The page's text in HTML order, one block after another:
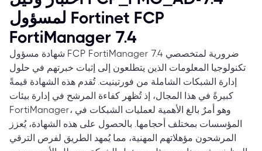
لمسؤول Fortinet FCP
FortiManager 7.4
شهادة مسؤول FCP FortiManager 7.4 ضرورية لمتخصصي
تكنولوجيا المعلومات الذين يتطلعون إلى إثبات خبرتهم في حلول
إدارة الشبكات الشاملة من فورتينيت. تُقدم هذه الشهادة قيمةً
كبيرةً في هذا المجال، إذ تُظهر كفاءة المرشح في إدارة بيئات
FortiManager، وهو أمرٌ بالغ الأهمية لعمليات الشبكات في
المؤسسات بمختلف أحجامها. بالحصول على هذه الشهادة، يُعزز
المرشحون مؤهلاتهم المهنية، مما يُمهد الطريق لفرص الترقي